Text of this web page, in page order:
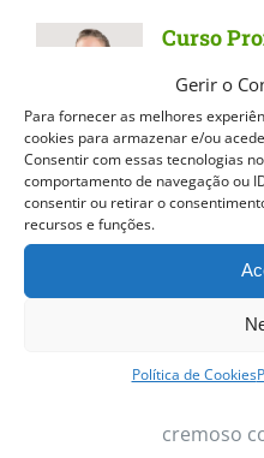
Gerir o
Para fornecer as melhores
cookies para armazenar e/ou
Consentir com essas tecnologias
comportamento de navegação ou
consentir ou retirar o
recursos e funções.
Política de Cookies
Curso
Curso
deliciosos
Pastelaria
trabalhar
cremoso